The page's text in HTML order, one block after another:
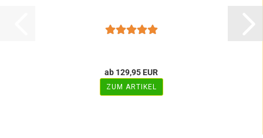
ab 129,95 EUR
ZUM ARTIKEL